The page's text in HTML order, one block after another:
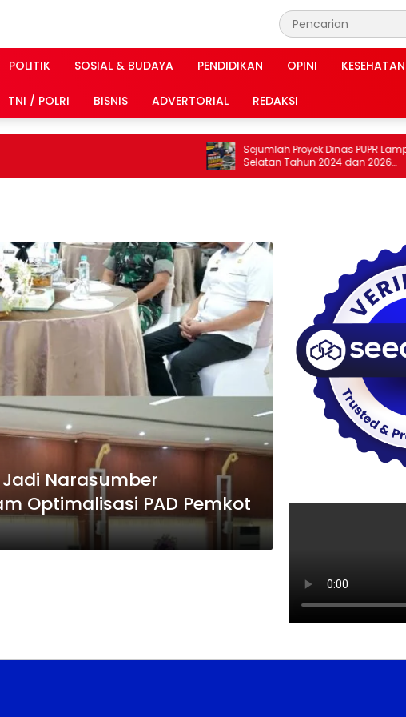
POLITIK SOSIAL & BUDAYA PENDIDIKAN OPINI KESEHATAN
TNI / POLRI BISNIS ADVERTORIAL REDAKSI
Sejumlah Proyek Dinas PUPR Lampung
Selatan Tahun 2024 dan 2026
Dilaporkan DPP KAMPUD Ke Kejati
Narasumber
Optimalisasi PAD Pemkot